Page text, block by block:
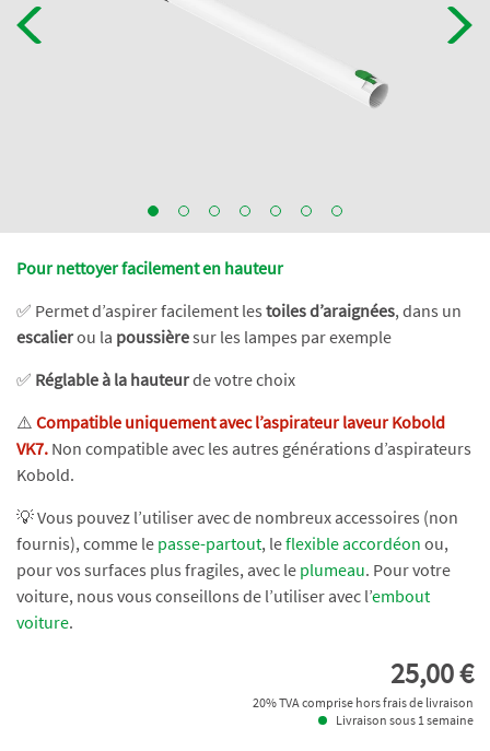
Pour nettoyer facilement en hauteur
✅ Permet d’aspirer facilement les toiles d’araignées, dans un
escalierou la poussièresur les lampes par exemple
✅ Réglable à la hauteurde votre choix
⚠️ Compatible uniquement avec l’aspirateur laveur Kobold
VK7. Non compatible avec les autres générations d’aspirateurs
Kobold.
💡 Vous pouvez l’utiliser avec de nombreux accessoires (non
fournis), comme le passe-partout, leflexible accordéon ou,
pour vos surfaces plus fragiles, avec le plumeau. Pour votre
voiture, nous vous conseillons de l’utiliser avec l’embout
voiture.
25,00 €
20% TVA comprise hors frais de livraison
Livraison sous 1 semaine